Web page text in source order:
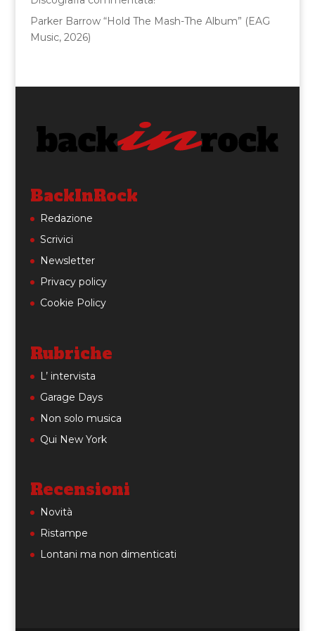
Parker Barrow “Hold The Mash-The Album” (EAG
Music, 2026)
BackInRock
Redazione
Scrivici
Newsletter
Privacy policy
Cookie Policy
Rubriche
L’ intervista
Garage Days
Non solo musica
Qui New York
Recensioni
Novità
Ristampe
Lontani ma non dimenticati